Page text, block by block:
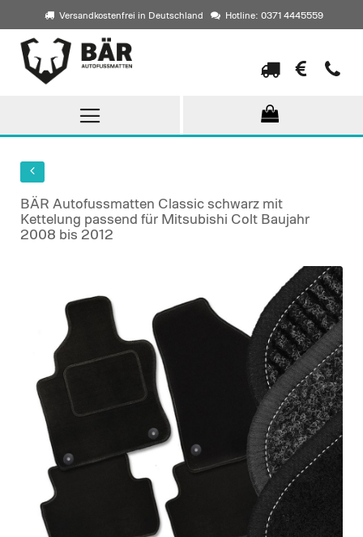
Versandkostenfrei in Deutschland Hotline: 0371 4445559
Direkt
zum
Inhalt
BÄR Autofussmatten Classic schwarz mit
Kettelung passend für Mitsubishi Colt Baujahr
2008 bis 2012
images
gallery